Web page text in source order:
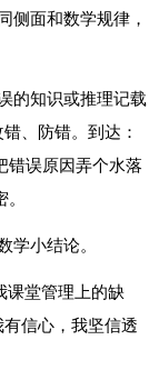
侧面和数学规律，
的知识或推理记载
、防错。到达：
错误原因弄个水落
学小结论。
课堂管理上的缺
信心，我坚信透